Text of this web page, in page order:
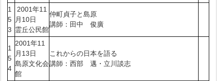
1
5
3
2001年11
月10日
霊丘公民館
仲町貞子と島原
講師：田中 俊廣
1
5
4
2001年11
月13日
島原文化会
館
これからの日本を語る
講師：西部 邁・立川談志